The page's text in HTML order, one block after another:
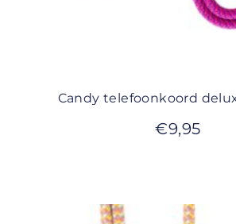
Candy telefoonkoord
€9,95